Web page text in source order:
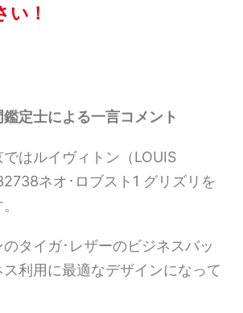
い！
定士による一言コメント
はルイヴィトン（LOUIS
ネオ･ロブスト1 グリズリを
タイガ･レザーのビジネスバッ
利用に最適なデザインになって